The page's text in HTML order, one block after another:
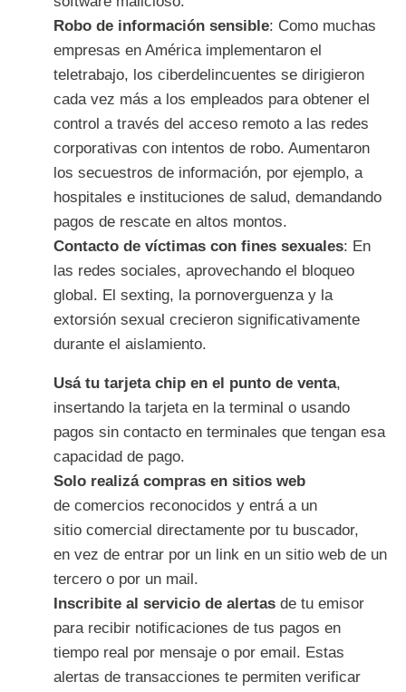
Robo de información sensible: Como muchas
empresas en América implementaron el
teletrabajo, los ciberdelincuentes se dirigieron
cada vez más a los empleados para obtener el
control a través del acceso remoto a las redes
corporativas con intentos de robo. Aumentaron
los secuestros de información, por ejemplo, a
hospitales e instituciones de salud, demandando
pagos de rescate en altos montos.
Contacto de víctimas con fines sexuales: En
las redes sociales, aprovechando el bloqueo
global. El sexting, la pornoverguenza y la
extorsión sexual crecieron significativamente
durante el aislamiento.
Usá tu tarjeta chip en el punto de venta,
insertando la tarjeta en la terminal o usando
pagos sin contacto en terminales que tengan esa
capacidad de pago.
Solo realizá compras en sitios web
de comercios reconocidos y entrá a un
sitio comercial directamente por tu buscador,
en vez de entrar por un link en un sitio web de un
tercero o por un mail.
Inscribite al servicio de alertas de tu emisor
para recibir notificaciones de tus pagos en
tiempo real por mensaje o por email. Estas
alertas de transacciones te permiten verificar